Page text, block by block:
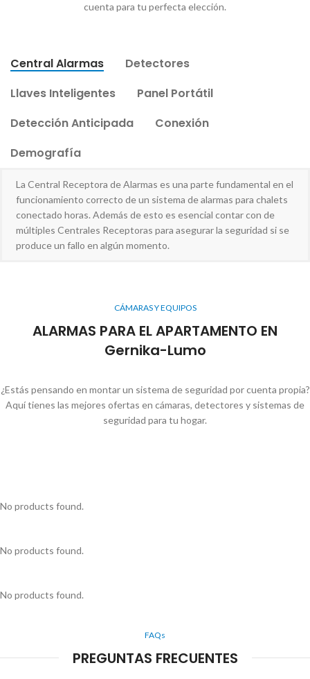
cuenta para tu perfecta elección.
Central Alarmas
Detectores
Llaves Inteligentes
Panel Portátil
Detección Anticipada
Conexión
Demografía
La Central Receptora de Alarmas es una parte fundamental en el
funcionamiento correcto de un sistema de alarmas para chalets
conectado horas. Además de esto es esencial contar con de
múltiples Centrales Receptoras para asegurar la seguridad si se
produce un fallo en algún momento.
CÁMARAS Y EQUIPOS
ALARMAS PARA EL APARTAMENTO EN
Gernika-Lumo
¿Estás pensando en montar un sistema de seguridad por cuenta propia?
Aquí tienes las mejores ofertas en cámaras, detectores y sistemas de
seguridad para tu hogar.
No products found.
No products found.
No products found.
FAQs
PREGUNTAS FRECUENTES